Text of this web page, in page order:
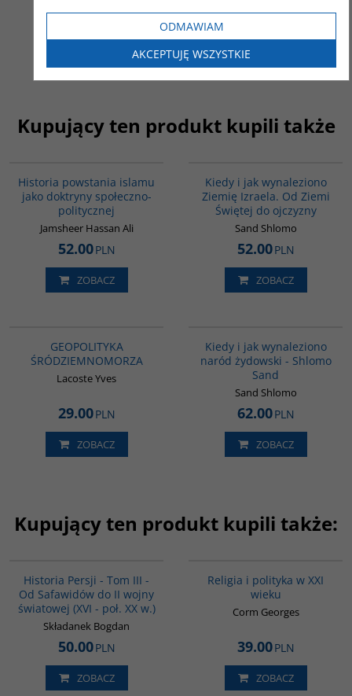
45.00PLN
Kupujący ten produkt kupili także
Historia powstania islamu
jako doktryny społeczno-
politycznej
Jamsheer Hassan Ali
52.00PLN
ZOBACZ
Kiedy i jak wynaleziono
Ziemię Izraela. Od Ziemi
Świętej do ojczyzny
Sand Shlomo
52.00PLN
ZOBACZ
GEOPOLITYKA
ŚRÓDZIEMNOMORZA
Lacoste Yves
29.00PLN
ZOBACZ
Kiedy i jak wynaleziono
naród żydowski - Shlomo
Sand
Sand Shlomo
62.00PLN
ZOBACZ
Kupujący ten produkt kupili także:
Historia Persji - Tom III -
Od Safawidów do II wojny
światowej (XVI - poł. XX w.)
Składanek Bogdan
50.00PLN
ZOBACZ
Religia i polityka w XXI
wieku
Corm Georges
39.00PLN
ZOBACZ
ODMAWIAM
AKCEPTUJĘ WSZYSTKIE